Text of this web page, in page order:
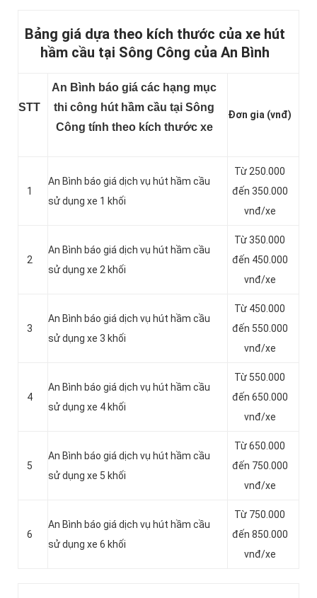
Bảng giá dựa theo kích thước của xe hút
hầm cầu tại Sông Công của An Bình
STT
An Bình báo giá các hạng mục
thi công hút hầm cầu tại Sông
Công tính theo kích thước xe
Đơn gia (vnđ)
1
An Bình báo giá dịch vụ hút hầm cầu
sử dụng xe 1 khối
Từ 250.000
đến 350.000
vnđ/xe
2
An Bình báo giá dịch vụ hút hầm cầu
sử dụng xe 2 khối
Từ 350.000
đến 450.000
vnđ/xe
3
An Bình báo giá dịch vụ hút hầm cầu
sử dụng xe 3 khối
Từ 450.000
đến 550.000
vnđ/xe
4
An Bình báo giá dịch vụ hút hầm cầu
sử dụng xe 4 khối
Từ 550.000
đến 650.000
vnđ/xe
5
An Bình báo giá dịch vụ hút hầm cầu
sử dụng xe 5 khối
Từ 650.000
đến 750.000
vnđ/xe
6
An Bình báo giá dịch vụ hút hầm cầu
sử dụng xe 6 khối
Từ 750.000
đến 850.000
vnđ/xe